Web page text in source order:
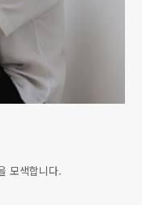
모색합니다.